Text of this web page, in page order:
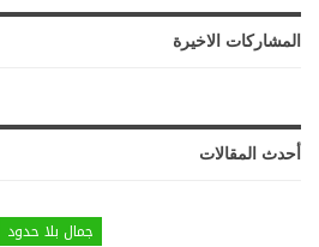
المشاركات الاخيرة
أحدث المقالات
جمال بلا حدود